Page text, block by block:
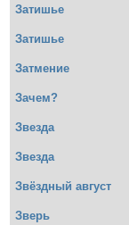
Затишье
Затишье
Затмение
Зачем?
Звезда
Звезда
Звёздный август
Зверь